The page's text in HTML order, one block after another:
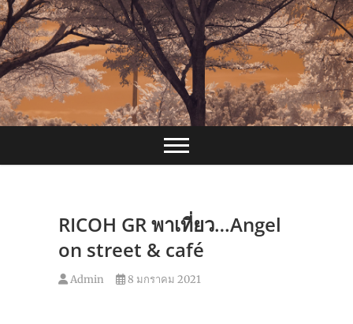
Skip
to
content
RICOH GR พาเที่ยว…Angel
on street & café
Admin 8 มกราคม 2021